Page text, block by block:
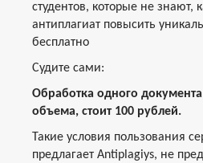
студентов, которые не знают,
антиплагиат повысить
бесплатно
Судите сами:
Обработка одного
объема, стоит 100 рублей.
Такие условия пользования
предлагает Antiplagiys, не